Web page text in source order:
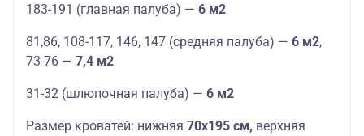
183-191 (главная палуба) — 6 м2
81,86, 108-117, 146, 147 (средняя палуба) — 6 м2,
73-76 — 7,4 м2
31-32 (шлюпочная палуба) — 6 м2
Размер кроватей: нижняя 70х195 см, верхняя